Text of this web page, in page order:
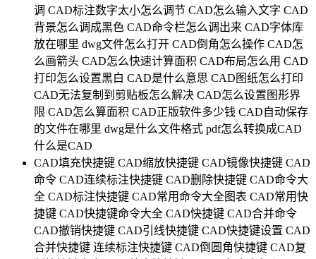
调 CAD标注数字太小怎么调节 CAD怎么输入文字 CAD
背景怎么调成黑色 CAD命令栏怎么调出来 CAD字体库
放在哪里 dwg文件怎么打开 CAD倒角怎么操作 CAD怎
么画箭头 CAD怎么快速计算面积 CAD布局怎么用 CAD
打印怎么设置黑白 CAD是什么意思 CAD图纸怎么打印
CAD无法复制到剪贴板怎么解决 CAD怎么设置图形界
限 CAD怎么算面积 CAD正版软件多少钱 CAD自动保存
的文件在哪里 dwg是什么文件格式 pdf怎么转换成CAD
什么是CAD
CAD填充快捷键 CAD缩放快捷键 CAD镜像快捷键 CAD
命令 CAD连续标注快捷键 CAD删除快捷键 CAD命令大
全 CAD标注快捷键 CAD常用命令大全图表 CAD常用快
捷键 CAD快捷键命令大全 CAD快捷键 CAD合并命令
CAD撤销快捷键 CAD引线快捷键 CAD快捷键设置 CAD
合并快捷键 连续标注快捷键 CAD倒圆角快捷键 CAD复